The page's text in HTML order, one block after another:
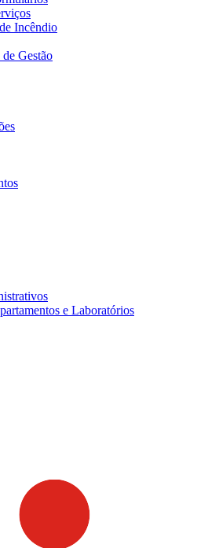
Incêndio
de Gestão
e Laboratórios